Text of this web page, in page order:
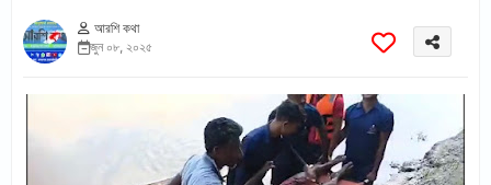
আরশি কথা
জুন ০৮, ২০২৫